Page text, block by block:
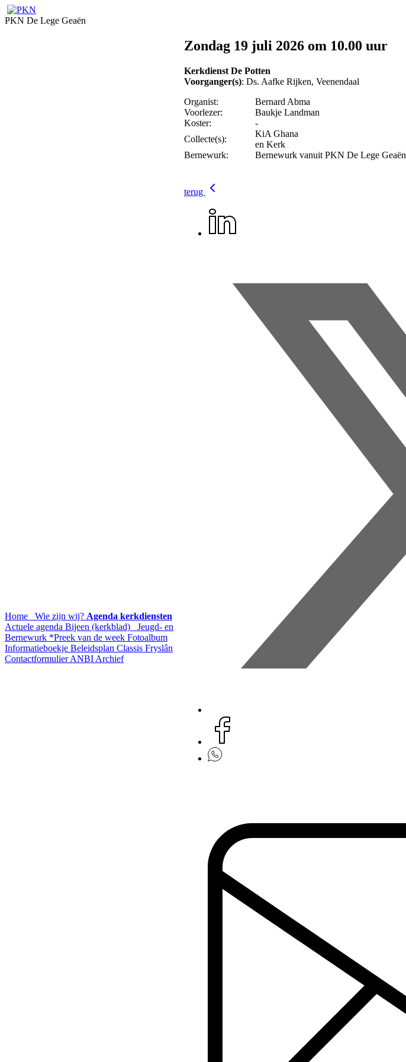
PKN De Lege Geaën
Home Wie zijn wij? Agenda kerkdiensten
Actuele agenda Bijeen (kerkblad)
Jeugd- en
Bernewurk *Preek van de week Fotoalbum
Informatieboekje Beleidsplan Classis Fryslân
ContactformulierANBI Archief
Zondag 19 juli 2026 om 10.00 uur
Kerkdienst De Potten
Voorganger(s): Ds. Aafke Rijken, Veenendaal
Organist:
Bernard Abma
Voorlezer:
Baukje Landman
Koster:
-
Collecte(s):
KiA Ghana
en Kerk
Bernewurk:
Bernewurk vanuit PKN De Lege Geaën
terug